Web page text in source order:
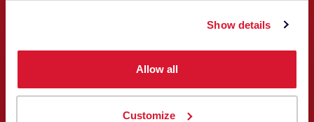
Show details
Allow all
Customize
VERTRIEB UND SUPPORT